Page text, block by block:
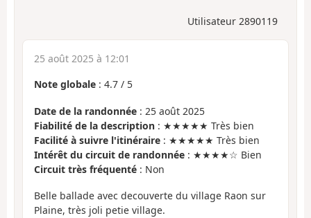
Utilisateur 2890119
25 août 2025 à 12:01
Note globale : 4.7 / 5
Date de la randonnée : 25 août 2025
Fiabilité de la description : ★★★★★ Très bien
Facilité à suivre l'itinéraire : ★★★★★ Très bien
Intérêt du circuit de randonnée : ★★★★☆ Bien
Circuit très fréquenté : Non
Belle ballade avec decouverte du village Raon sur
Plaine, très joli petie village.